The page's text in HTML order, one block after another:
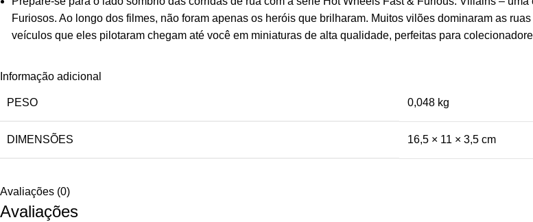
Furiosos. Ao longo dos filmes, não foram apenas os heróis que brilharam. Muitos vilões dominaram as
veículos que eles pilotaram chegam até você em miniaturas de alta qualidade, perfeitas para
Informação adicional
PESO 0,048 kg
DIMENSÕES 16,5 × 11 × 3,5 cm
Avaliações (0)
Avaliações